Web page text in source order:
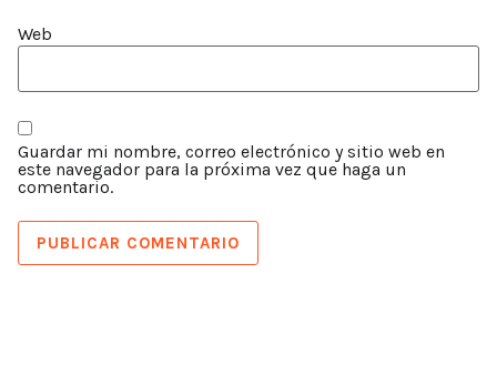
Web
Guardar mi nombre, correo electrónico y sitio web en
este navegador para la próxima vez que haga un
comentario.